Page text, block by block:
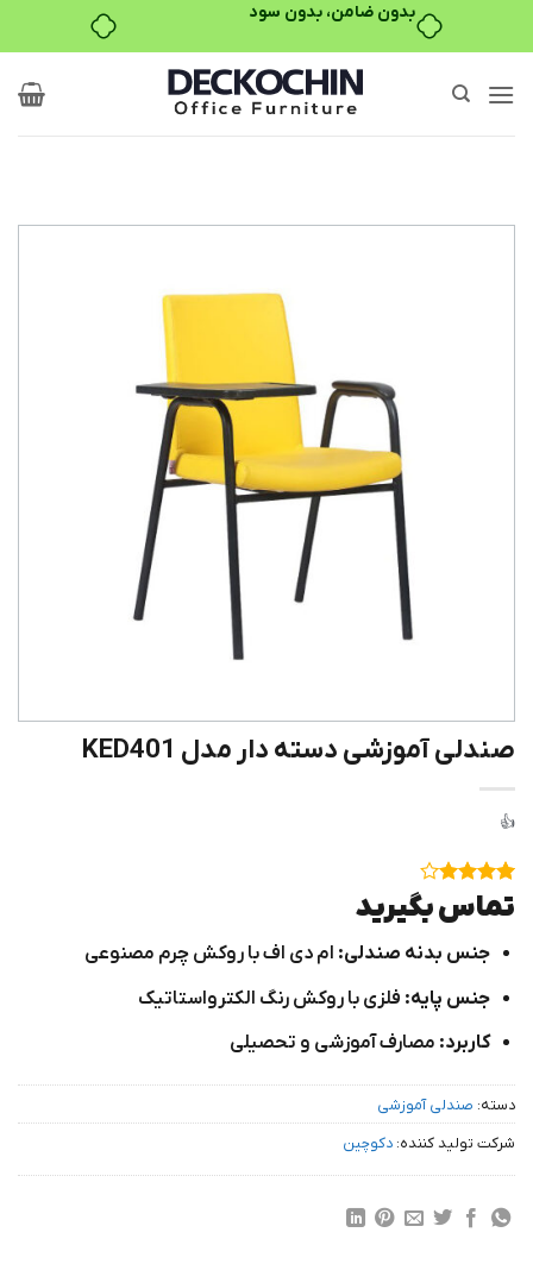
بدون ضامن، بدون سود
صندلی آموزشی دسته دار مدل KED401
امتیاز
از ۵
۱
مشتری
تماس بگیرید
جنس بدنه صندلی: ام دی اف با روکش چرم مصنوعی
جنس پایه: فلزی با روکش رنگ الکترواستاتیک
کاربرد: مصارف آموزشی و تحصیلی
دسته: صندلی آموزشی
شرکت تولید کننده: دکوچین